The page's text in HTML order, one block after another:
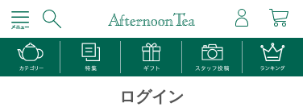
ログイン